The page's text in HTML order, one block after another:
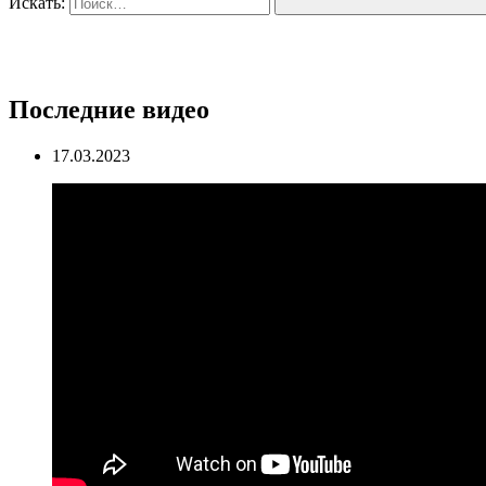
Последние видео
17.03.2023